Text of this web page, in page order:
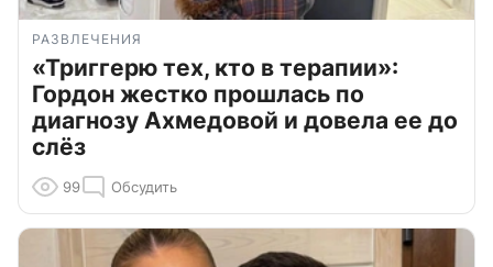
РАЗВЛЕЧЕНИЯ
«Триггерю тех, кто в терапии»:
Гордон жестко прошлась по
диагнозу Ахмедовой и довела ее до
слёз
99 Обсудить